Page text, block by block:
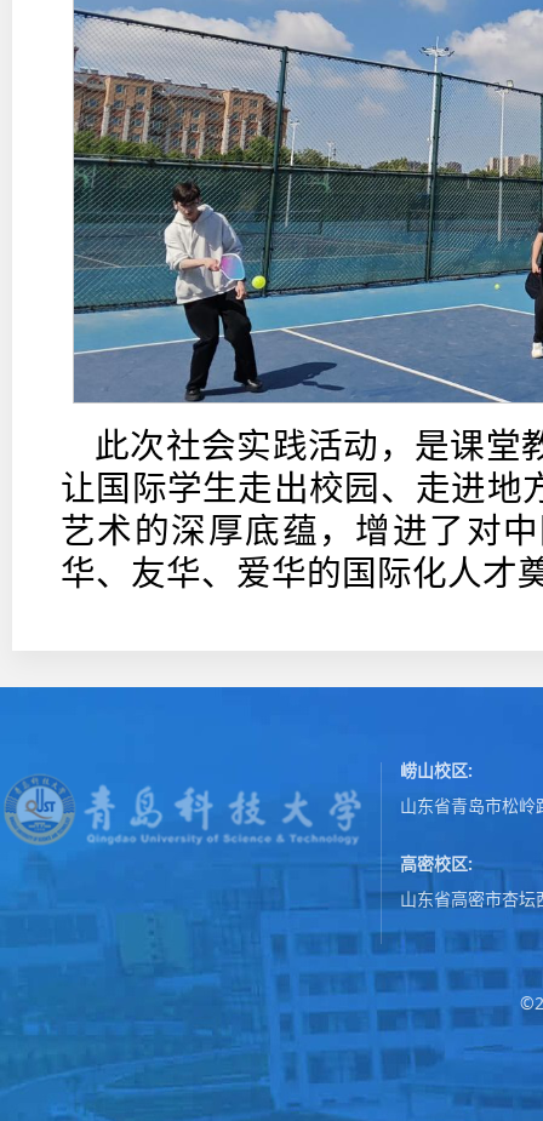
此次社会实践活动，是课堂
让国际学生走出校园、走进地
艺术的深厚底蕴，增进了对
华、友华、爱华的国际化人才
崂山校区:
山东省青岛市松岭
高密校区:
山东省高密市杏坛